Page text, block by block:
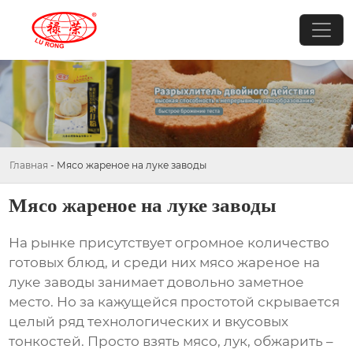
Главная - Мясо жареное на луке заводы
Мясо жареное на луке заводы
На рынке присутствует огромное количество
готовых блюд, и среди них мясо жареное на
луке заводы занимает довольно заметное
место. Но за кажущейся простотой скрывается
целый ряд технологических и вкусовых
тонкостей. Просто взять мясо, лук, обжарить –